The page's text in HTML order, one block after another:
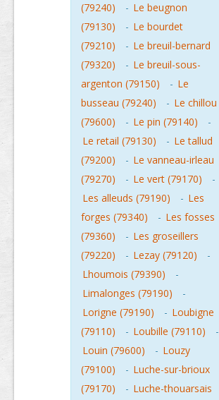
(79240)
- Le beugnon
(79130)
- Le bourdet
(79210)
- Le breuil-bernard
(79320)
- Le breuil-sous-
argenton (79150)
- Le
busseau (79240)
- Le chillou
(79600)
- Le pin (79140)
-
Le retail (79130)
- Le tallud
(79200)
- Le vanneau-irleau
(79270)
- Le vert (79170)
-
Les alleuds (79190)
- Les
forges (79340)
- Les fosses
(79360)
- Les groseillers
(79220)
- Lezay (79120)
-
Lhoumois (79390)
-
Limalonges (79190)
-
Lorigne (79190)
- Loubigne
(79110)
- Loubille (79110)
-
Louin (79600)
- Louzy
(79100)
- Luche-sur-brioux
(79170)
- Luche-thouarsais